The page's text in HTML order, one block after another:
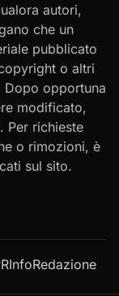
autori,
che un
pubblicato
o altri
opportuna
modificato,
Per richieste
o rimozioni, è
sul sito.
InfoRedazione